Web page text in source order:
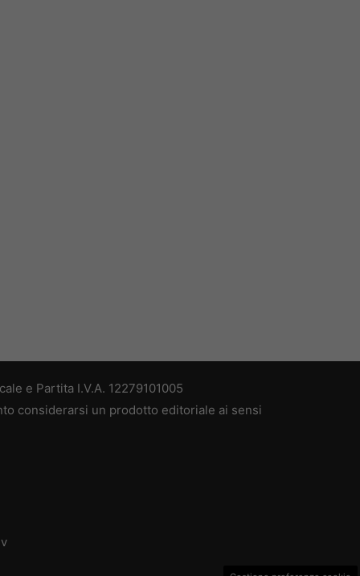
e Partita I.V.A. 12279101005
considerarsi un prodotto editoriale ai sensi